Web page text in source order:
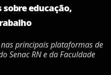
sobre educação,
principais plataformas de
Senac RN e da Faculdade